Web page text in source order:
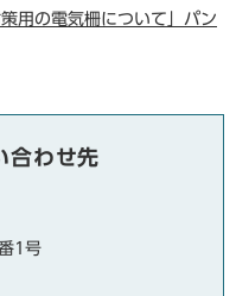
用の電気柵について」パン
合わせ先
1号